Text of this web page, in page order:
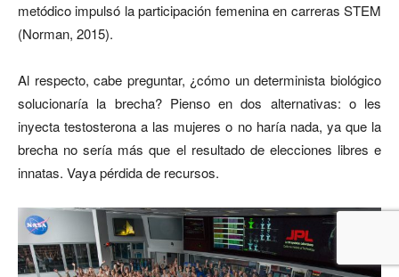
metódico impulsó la participación femenina en carreras STEM
(Norman, 2015).
Al respecto, cabe preguntar, ¿cómo un determinista biológico
solucionaría la brecha? Pienso en dos alternativas: o les
inyecta testosterona a las mujeres o no haría nada, ya que la
brecha no sería más que el resultado de elecciones libres e
innatas. Vaya pérdida de recursos.